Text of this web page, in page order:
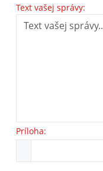
Text vašej správy:
Príloha: